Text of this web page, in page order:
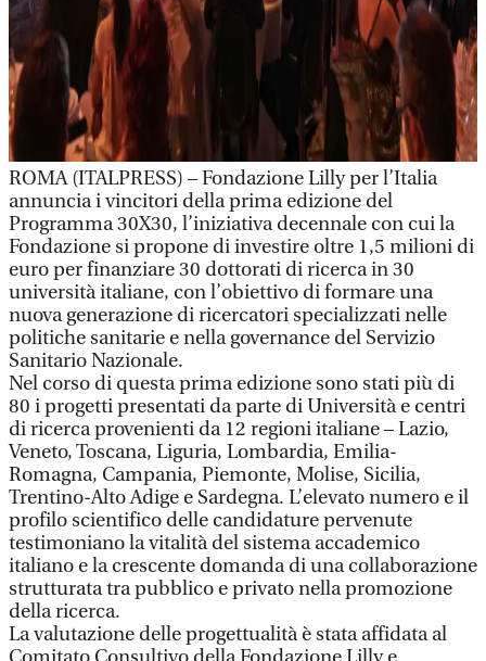
ROMA (ITALPRESS) – Fondazione Lilly per l’Italia
annuncia i vincitori della prima edizione del
Programma 30X30, l’iniziativa decennale con cui la
Fondazione si propone di investire oltre 1,5 milioni di
euro per finanziare 30 dottorati di ricerca in 30
università italiane, con l’obiettivo di formare una
nuova generazione di ricercatori specializzati nelle
politiche sanitarie e nella governance del Servizio
Sanitario Nazionale.
Nel corso di questa prima edizione sono stati più di
80 i progetti presentati da parte di Università e centri
di ricerca provenienti da 12 regioni italiane – Lazio,
Veneto, Toscana, Liguria, Lombardia, Emilia-
Romagna, Campania, Piemonte, Molise, Sicilia,
Trentino-Alto Adige e Sardegna. L’elevato numero e il
profilo scientifico delle candidature pervenute
testimoniano la vitalità del sistema accademico
italiano e la crescente domanda di una collaborazione
strutturata tra pubblico e privato nella promozione
della ricerca.
La valutazione delle progettualità è stata affidata al